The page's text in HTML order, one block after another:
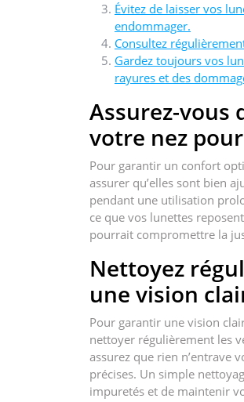
Évitez de laisser vos
endommager.
Consultez
Gardez toujours vos
rayures et des
Assurez-vous
votre nez
Pour garantir un confort
assurer qu’elles sont bien
pendant une utilisation
ce que vos lunettes
pourrait compromettre la
Nettoyez
une vision
Pour garantir une vision
nettoyer régulièrement les
assurez que rien n’entrave
précises. Un simple
impuretés et de maintenir